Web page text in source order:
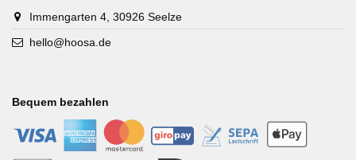
Immengarten 4, 30926 Seelze
hello@hoosa.de
Bequem bezahlen
-
- - - -